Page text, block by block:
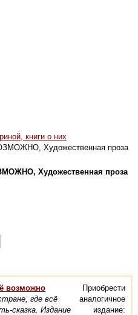
книги о них
Художественная проза
Художественная проза
возможно
где всё
сказка. Издание
Приобрести
аналогичное
издание: